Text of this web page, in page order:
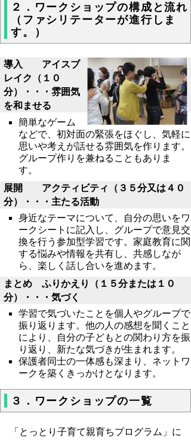
２．ワークショップの構成と流れ
（ファシリテーターが進行しま
す。）
導入 アイスブ
レイク（１０
分）・・・雰囲気
を和ませる
簡単なゲーム
などで、初対面の緊張をほぐし、気軽に
思いや考えが話せる雰囲気を作ります。
グループ作りを兼ねることもありま
す。
展開 アクティビティ（３５分又は４０
分）・・・主たる活動
身近なテーマについて、自分の思いをワ
ークシートに記入し、グループで意見交
換を行う参加型学習です。家庭教育に関
する悩みや情報を共有し、共感しなが
ら、楽しく話し合いを進めます。
まとめ ふりかえり（１５分または１０
分）・・・気づく
学習で気づいたことを個人やグループで
振り返ります。他の人の感想を聞くこと
により、自分の子どもとの関わり方を振
り返り、新たな気づきが生まれます。
保護者同士の一体感も深まり、ネットワ
ークを築くきっかけとなります。
３．ワークショップの一覧
「とっとり子育て親育ちプログラム」に